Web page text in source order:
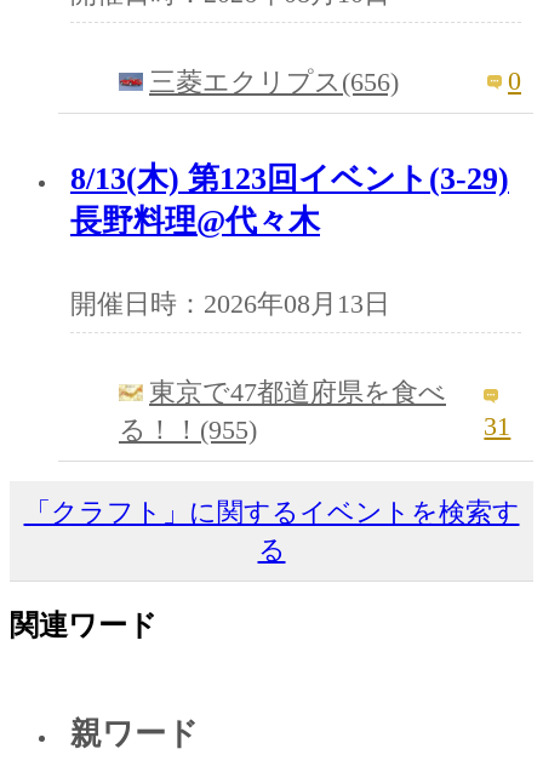
三菱エクリプス(656) 0
8/13(木) 第123回イベント(3-29)
長野料理@代々木
開催日時：2026年08月13日
東京で47都道府県を食べ
る！！(955)
31
「クラフト」に関するイベントを検索す
る
関連ワード
親ワード